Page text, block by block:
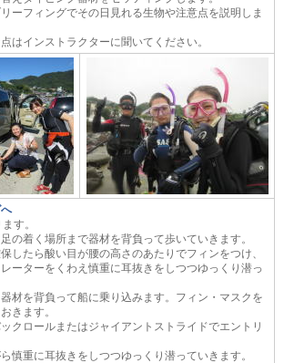
ーフィングでその日見れる生物や注意点を説明しま
はインストラクターに聞いてください。
す。
の着く場所まで器材を背負って歩いていきます。
したら酸い目が腰の高さのあたりでフィンをつけ、
ーターをくわえ慎重に耳抜きをしつつゆっくり潜っ
材を背負って船に乗り込みます。フィン・マスクを
きます。
クロールまたはジャイアントストライドでエントリ
慎重に耳抜きをしつつゆっくり潜っていきます。